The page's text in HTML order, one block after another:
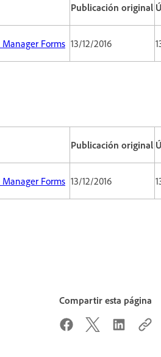
Publicación original
Forms 13/12/2016
Publicación original
Forms 13/12/2016
Compartir esta página